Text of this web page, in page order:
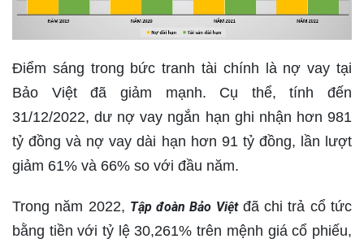
Điểm sáng trong bức tranh tài chính là nợ vay tại
Bảo Việt đã giảm mạnh. Cụ thể, tính đến
31/12/2022, dư nợ vay ngắn hạn ghi nhận hơn 981
tỷ đồng và nợ vay dài hạn hơn 91 tỷ đồng, lần lượt
giảm 61% và 66% so với đầu năm.
Trong năm 2022, Tập đoàn Bảo Việtđã chi trả cổ tức
bằng tiền với tỷ lệ 30,261% trên mệnh giá cổ phiếu,